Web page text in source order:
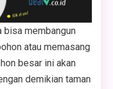
bisa membangun
atau memasang
besar ini akan
demikian taman